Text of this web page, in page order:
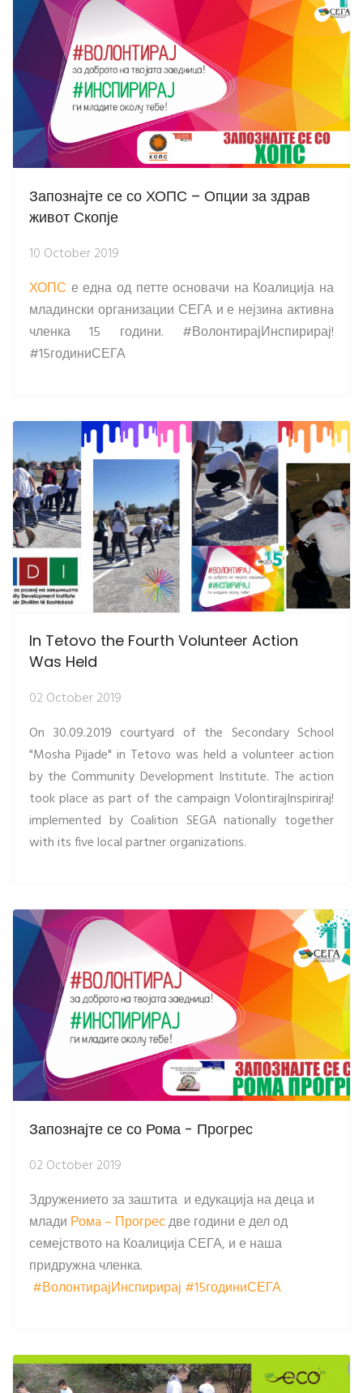
Запознајте се со ХОПС – Опции за здрав
живот Скопје
10 October 2019
ХОПС е една од петте основачи на Коалиција на
младински организации СЕГА и е нејзинa активнa
членка 15 години. #ВолонтирајИнспирирај!
#15годиниСЕГА
In Tetovo the Fourth Volunteer Action
Was Held
02 October 2019
On 30.09.2019 courtyard of the Secondary School
"Mosha Pijade" in Tetovo was held a volunteer action
by the Community Development Institute. The action
took place as part of the campaign VolontirajInspiriraj!
implemented by Coalition SEGA nationally together
with its five local partner organizations.
Запознајте се со Рома - Прогрес
02 October 2019
Здружението за заштита и едукација на деца и
млади Ромa – Прогресдве години е дел од
семејството на Коалиција СЕГА, и е наша
придружна членка.
#ВолонтирајИнспирирај #15годиниСЕГА